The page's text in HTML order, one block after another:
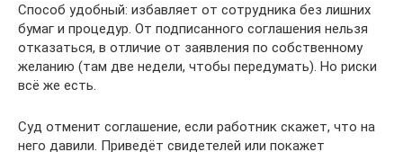
Способ удобный: избавляет от сотрудника без лишних
бумаг и процедур. От подписанного соглашения нельзя
отказаться, в отличие от заявления по собственному
желанию (там две недели, чтобы передумать). Но риски
всё же есть.
Суд отменит соглашение, если работник скажет, что на
него давили. Приведёт свидетелей или покажет